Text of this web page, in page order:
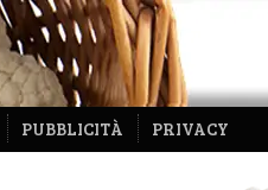
PUBBLICITÀ PRIVACY